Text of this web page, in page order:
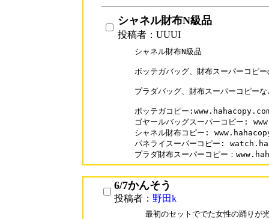
シャネル財布N級品
投稿者：UUUI
シャネル財布N級品
ボッテガバッグ、財布スーパーコピ
プラダバッグ、財布スーパーコピー
ボッテガコピー
ゴヤールバッグスーパーコピー:
シャネル財布コピー:
パネライスーパーコピー:
プラダ財布スーパーコピー：
6/7かんそう
投稿者： 野田k
最初のセットででた女性の踊りが